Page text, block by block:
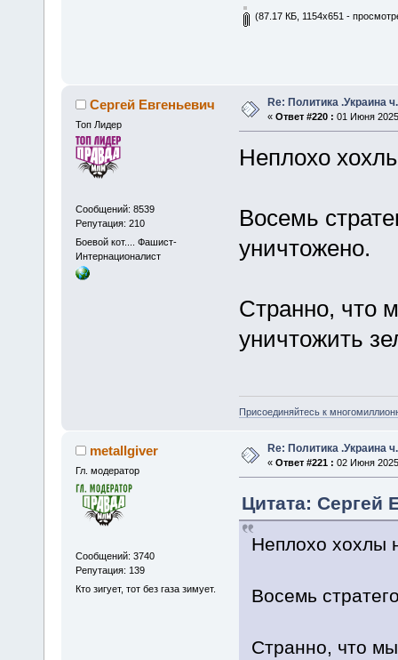
(87.17 КБ, 1154x651 -
Сергей Евгеньевич
Топ Лидер
Сообщений: 8539
Репутация: 210
Боевой кот.... Фашист-
Интернационалист
Re: Политика .Украина
« Ответ #220 : 01 Июня
Неплохо
Восемь
уничтожено.
Странно, что
уничтожить
Присоединяйтесь к
metallgiver
Гл. модератор
Сообщений: 3740
Репутация: 139
Кто зигует, тот без газа зимует.
Re: Политика .Украина
« Ответ #221 : 02 Июня
Цитата: Сергей
Неплохо хохлы
Восемь
Странно, что